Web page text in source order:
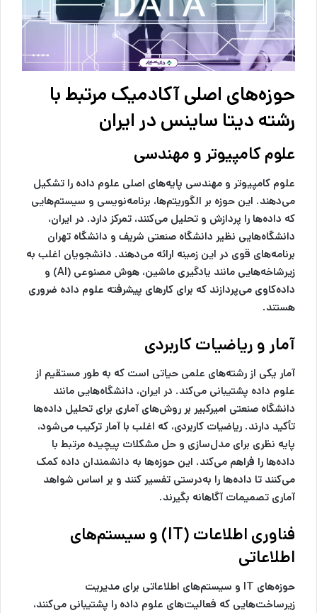
حوزه‌های اصلی آکادمیک مرتبط با
رشته دیتا ساینس در ایران
علوم کامپیوتر و مهندسی
علوم کامپیوتر و مهندسی پایه‌های اصلی علوم داده را تشکیل
می‌دهند. این حوزه بر الگوریتم‌ها، برنامه‌نویسی و سیستم‌هایی
که داده‌ها را پردازش و تحلیل می‌کنند، تمرکز دارد. در ایران،
دانشگاه‌هایی نظیر دانشگاه صنعتی شریف و دانشگاه تهران
برنامه‌های قوی در این زمینه ارائه می‌دهند. دانشجویان اغلب به
زیرشاخه‌هایی مانند یادگیری ماشین، هوش مصنوعی (AI) و
داده‌کاوی می‌پردازند که برای کارهای پیشرفته علوم داده ضروری
هستند.
آمار و ریاضیات کاربردی
آمار یکی از رشته‌های علمی حیاتی است که به طور مستقیم از
علوم داده پشتیبانی می‌کند. در ایران، دانشگاه‌هایی مانند
دانشگاه صنعتی امیرکبیر بر روش‌های آماری برای تحلیل داده‌ها
تأکید دارند. ریاضیات کاربردی، که اغلب با آمار ترکیب می‌شود،
پایه نظری برای مدل‌سازی و حل مشکلات پیچیده مرتبط با
داده‌ها را فراهم می‌کند. این حوزه‌ها به دانشمندان داده کمک
می‌کنند تا داده‌ها را به‌درستی تفسیر کنند و بر اساس شواهد
آماری تصمیمات آگاهانه بگیرند.
فناوری اطلاعات (IT) و سیستم‌های
اطلاعاتی
حوزه‌های IT و سیستم‌های اطلاعاتی برای مدیریت
زیرساخت‌هایی که فعالیت‌های علوم داده را پشتیبانی می‌کنند،